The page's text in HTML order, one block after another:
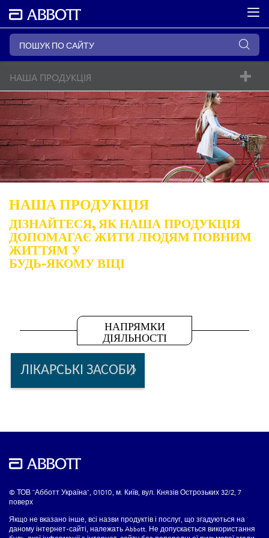
НАША ПРОДУКЦІЯ
НАША ПРОДУКЦІЯ
ДІЗНАЙТЕСЯ, ЯК НАША ПРОДУКЦІЯ
ДОПОМАГАЄ ЖИТИ ЛЮДЯМ ПОВНИМ
ЖИТТЯМ У
БУДЬ-ЯКОМУ ВІЦІ
НАПРЯМКИ
ДІЯЛЬНОСТІ
ЛІКАРСЬКІ ЗАСОБИ
© ТОВ "Абботт Україна", 01010, м. Київ, вул. Князів Острозьких 32/2, 7
поверх
Якщо не вказано інше, всі назви продуктів і послуг, що згадуються на
даному інтернет-сайті, належать Abbott. Не допускається використання